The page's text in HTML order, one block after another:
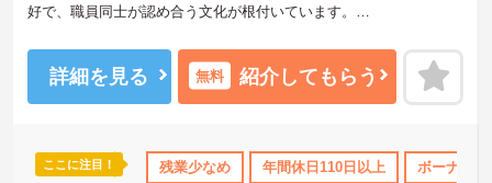
年間休日110日以上 ボーナス・賞与あり 社会保険完備
好で、職員同士が認め合う文化が根付いています。
しますのでお気軽にご相談ください！
詳細を見る 無料 紹介してもらう
ここに注目！ 残業少なめ 年間休日110日以上 ボーナス